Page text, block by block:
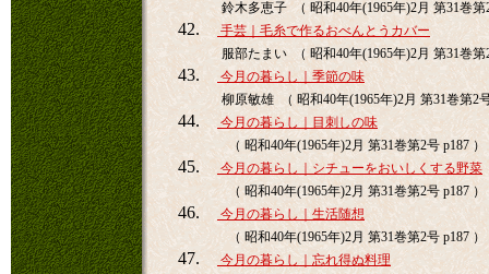
鈴木多恵子 （ 昭和40年(1965年)2月 第31巻第
42.
手芸｜毛糸で作るおべんとうカバー
服部たまい （ 昭和40年(1965年)2月 第31巻第
43.
今月の暮らし｜季節の味
柳原敏雄 （ 昭和40年(1965年)2月 第31巻第2
44.
今月の暮らし｜目刺しの味
（ 昭和40年(1965年)2月 第31巻第2号 p187 ）
45.
今月の暮らし｜シチューをおいしくする野菜
（ 昭和40年(1965年)2月 第31巻第2号 p187 ）
46.
今月の暮らし｜生活随想
（ 昭和40年(1965年)2月 第31巻第2号 p187 ）
47.
今月の暮らし｜忘れ得ぬ料理